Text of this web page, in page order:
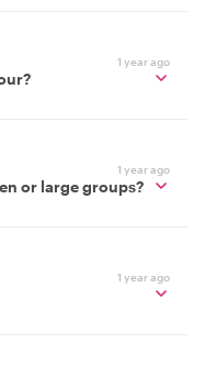
1 year ago
1 year ago
or large groups?
1 year ago